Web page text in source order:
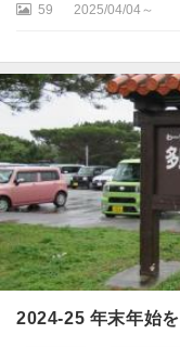
良
島
・
米
島
59 2025/04/04～
2024-25 年末年始